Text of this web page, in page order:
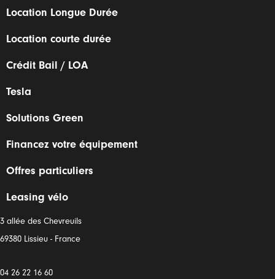
Location Longue Durée
Location courte durée
Crédit Bail / LOA
Tesla
Solutions Green
Financez votre équipement
Offres particuliers
Leasing vélo
3 allée des Chevreuils
69380 Lissieu - France
04 26 22 16 60